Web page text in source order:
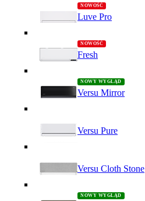
Luve Pro
Fresh
Versu Mirror
Versu Pure
Versu Cloth Stone